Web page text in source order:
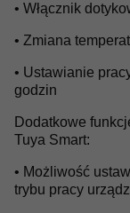
• Włącznik
• Zmiana
• Ustawianie
godzin
Dodatkowe
Tuya Smart:
• Możliwość
trybu pracy